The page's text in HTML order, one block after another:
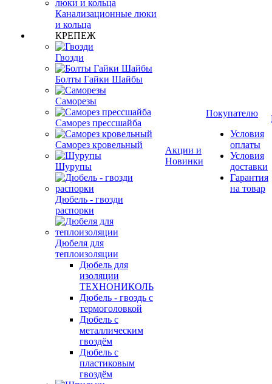
Канализационные люки
и кольца
КРЕПЕЖ
Гвозди
Болты Гайки Шайбы
Саморезы
Саморез прессшайба
Саморез кровельный
Шурупы
Дюбель - гвозди
распорки
Дюбеля для
теплоизоляции
Дюбель для
изоляции
ТЕХНОНИКОЛЬ
Дюбель - гвоздь с
термоголовкой
Дюбель с
металлическим
гвоздём
Дюбель с
пластиковым
гвоздём
Акции и
Новинки
Покупателю
Условия
оплаты
Условия
доставки
Гарантия
на товар